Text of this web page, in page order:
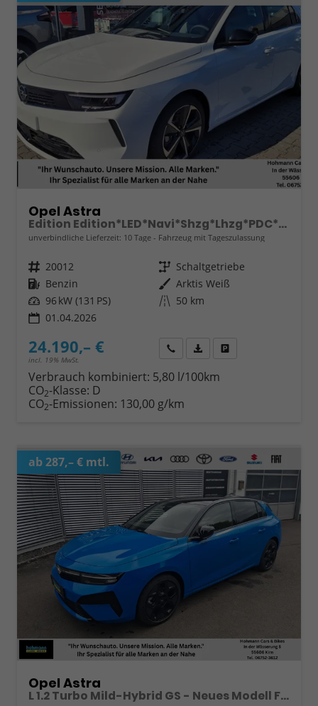
Opel Astra
Edition Edition*LED*Navi*Shzg*Lhzg*PDC*Cam*17Zoll*
unverbindliche Lieferzeit: 10 Tage Fahrzeug mit Tageszulassung
Fahrzeugnr. 20012 Getriebe Schaltgetriebe
Kraftstoff Benzin Außenfarbe Arktis Weiß
Leistung 96 kW (131 PS) Kilometerstand 50 km
01.04.2026
24.190,– €
incl. 19% MwSt.
Wir rufen Sie anFahrzeugexposé (PDF)
Verbrauch kombiniert: 5,80 l/100km
CO2-Klasse: D
CO2-Emissionen: 130,00 g/km
ab 287,– € mtl.
Opel Astra
L 1.2 Turbo Mild-Hybrid GS - Neues Modell Facelift